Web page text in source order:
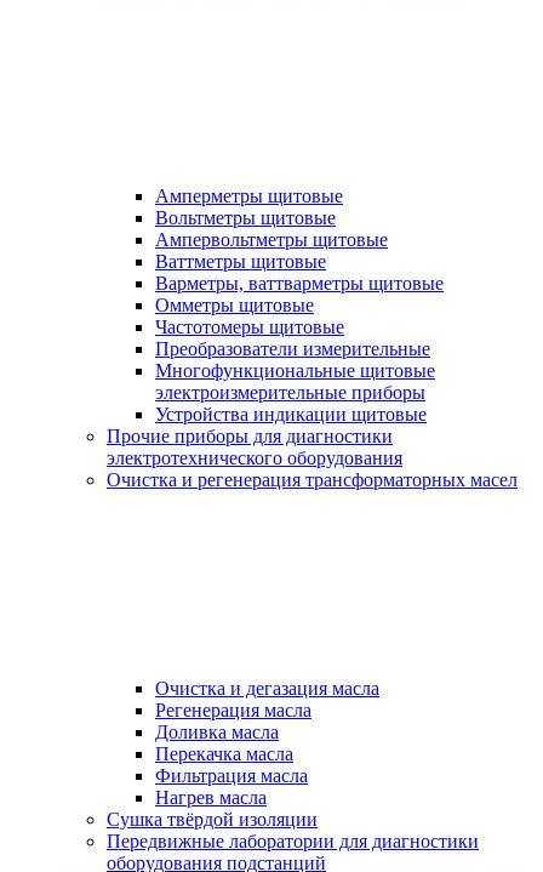
Амперметры щитовые
Вольтметры щитовые
Ампервольтметры щитовые
Ваттметры щитовые
Варметры, ваттварметры щитовые
Омметры щитовые
Частотомеры щитовые
Преобразователи измерительные
Многофункциональные щитовые
электроизмерительные приборы
Устройства индикации щитовые
Прочие приборы для диагностики
электротехнического оборудования
Очистка и регенерация трансформаторных масел
Очистка и дегазация масла
Регенерация масла
Доливка масла
Перекачка масла
Фильтрация масла
Нагрев масла
Сушка твёрдой изоляции
Передвижные лаборатории для диагностики
оборудования подстанций